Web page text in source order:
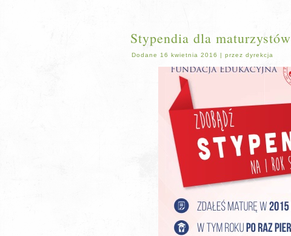
Stypendia dla maturzystów
Dodane 16 kwietnia 2016 | przez dyrekcja